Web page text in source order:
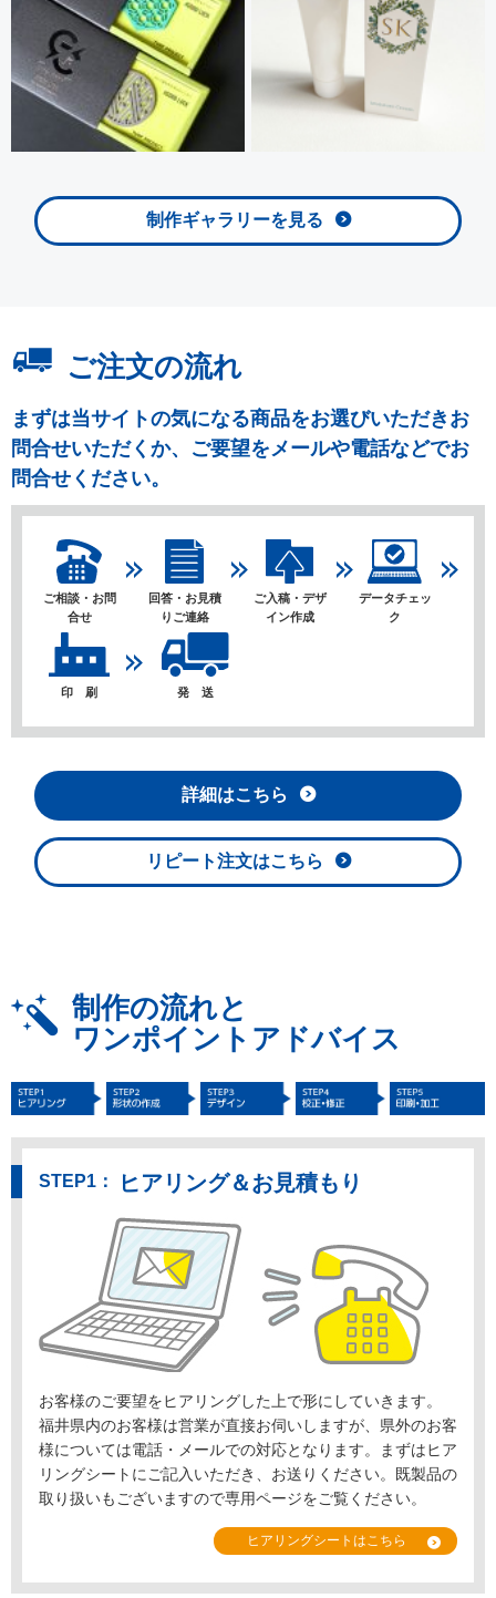
制作ギャラリーを見る
ご注文の流れ
まずは当サイトの気になる商品をお選びいただきお
問合せいただくか、ご要望をメールや電話などでお
問合せください。
ご相談・お問
合せ
回答・お見積
りご連絡
ご入稿・デザ
イン作成
データチェッ
ク
印 刷 発 送
詳細はこちら
リピート注文はこちら
制作の流れと
ワンポイントアドバイス
ヒアリング＆お見積もり
お客様のご要望をヒアリングした上で形にしていきます。
福井県内のお客様は営業が直接お伺いしますが、県外のお客
様については電話・メールでの対応となります。まずはヒア
リングシートにご記入いただき、お送りください。既製品の
取り扱いもございますので専用ページをご覧ください。
ヒアリングシートはこちら